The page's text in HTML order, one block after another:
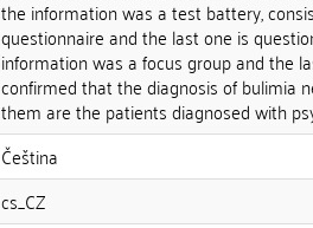
the information was a test battery,
questionnaire and the last one is
information was a focus group and the
confirmed that the diagnosis of bulimia
them are the patients diagnosed with
Čeština
cs_CZ